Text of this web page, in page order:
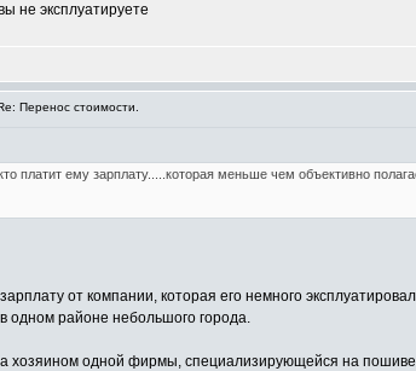
не эксплуатируете
Перенос стоимости.
платит ему зарплату.....которая меньше чем объективно
от компании, которая его немного
одном районе небольшого города.
хозяином одной фирмы, специализирующейся на